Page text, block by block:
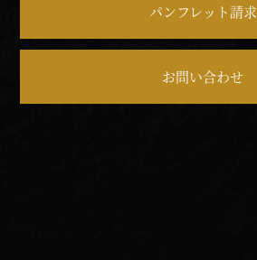
パンフレット請求
お問い合わせ